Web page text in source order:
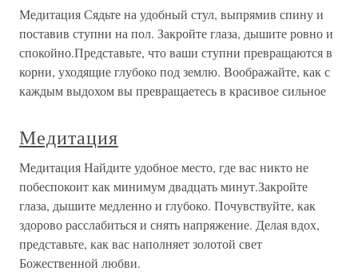
Медитация Сядьте на удобный стул, выпрямив спину и
поставив ступни на пол. Закройте глаза, дышите ровно и
спокойно.Представьте, что ваши ступни превращаются в
корни, уходящие глубоко под землю. Воображайте, как с
каждым выдохом вы превращаетесь в красивое сильное
Медитация
Медитация Найдите удобное место, где вас никто не
побеспокоит как минимум двадцать минут.Закройте
глаза, дышите медленно и глубоко. Почувствуйте, как
здорово расслабиться и снять напряжение. Делая вдох,
представьте, как вас наполняет золотой свет
Божественной любви.